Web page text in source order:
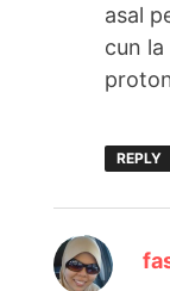
asal
cun
REPLY